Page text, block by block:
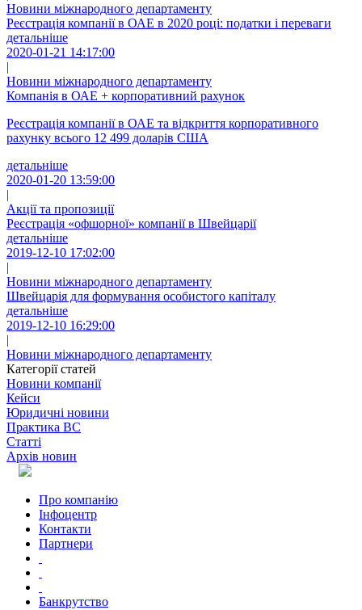
Новини міжнародного департаменту
Реєстрація компанії в ОАЕ в 2020 році: податки і переваги
детальніше
2020-01-21 14:17:00
|
Новини міжнародного департаменту
Компанія в ОАЕ + корпоративний рахунок
Реєстрація компанії в ОАЕ та відкриття корпоративного
рахунку всього 12 499 доларів США
детальніше
2020-01-20 13:59:00
|
Акції та пропозиції
Реєстрація «офшорної» компанії в Швейцарії
детальніше
2019-12-10 17:02:00
|
Новини міжнародного департаменту
Швейцарія для формування особистого капіталу
детальніше
2019-12-10 16:29:00
|
Новини міжнародного департаменту
Категорії статей
Новини компанії
Кейси
Юридичні новини
Практика ВС
Статті
Архів новин
Про компанію
Інфоцентр
Контакти
Партнери
Банкрутство